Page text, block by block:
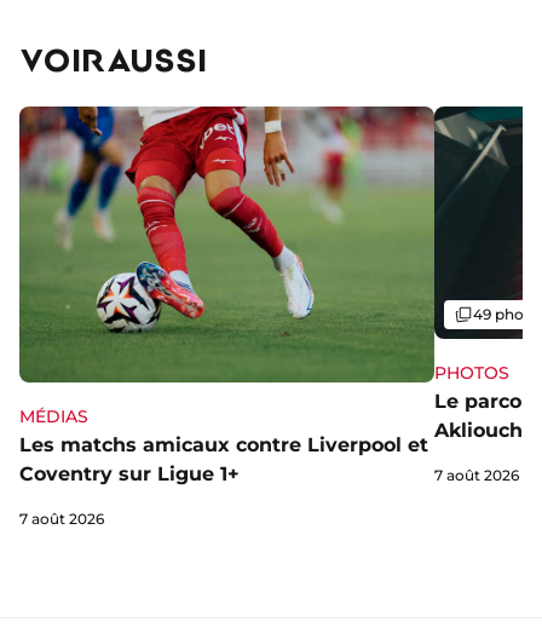
VOIR AUSSI
MÉDIAS
Les matchs amicaux contre Liverpool et
Coventry sur Ligue 1+
7 août 2026
PHOTOS
Le
Akliouche
Galerie
49
7 août 2026